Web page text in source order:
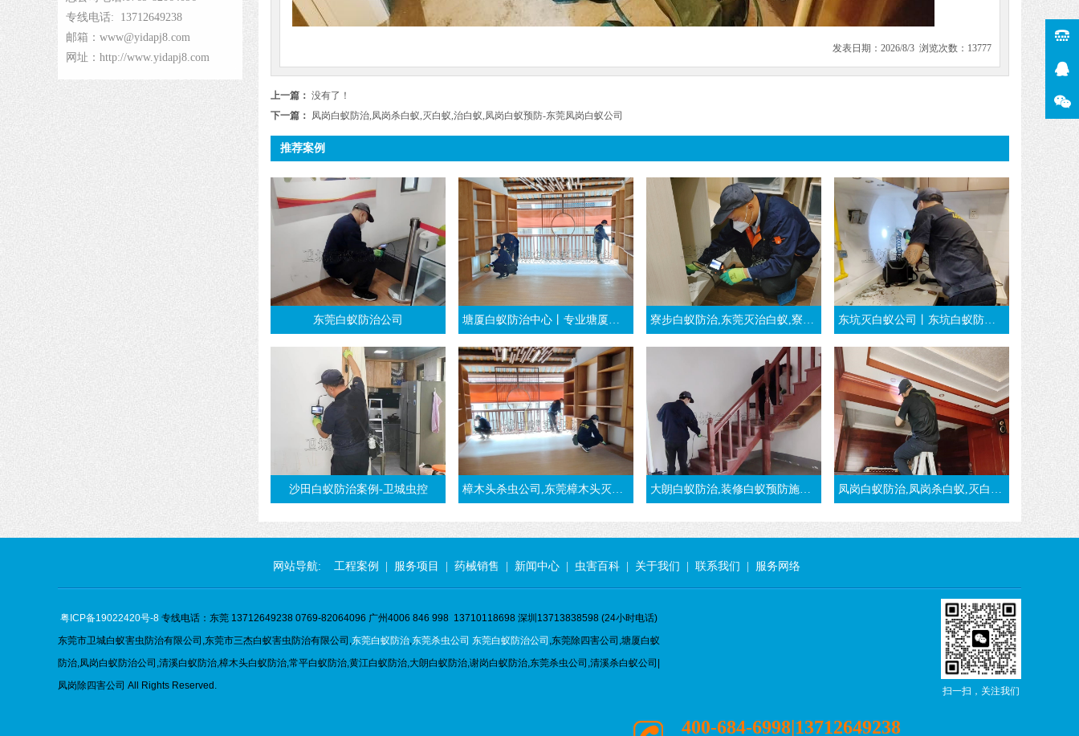
专线电话: 13712649238
邮箱：www@yidapj8.com
网址：http://www.yidapj8.com
发表日期：2026/8/3 浏览次数：13777
上一篇： 没有了！
下一篇： 凤岗白蚁防治,凤岗杀白蚁,灭白蚁,治白蚁,凤岗白蚁预防-东莞凤岗白蚁公司
推荐案例
东莞白蚁防治公司 塘厦白蚁防治中心丨专业塘厦杀白蚁团队丨东莞塘厦灭白蚁公司 寮步白蚁防治,东莞灭治白蚁,寮步白蚁预防-东莞万江消杀白蚁公司 东坑灭白蚁公司丨东坑白蚁防治丨装修时东莞东坑白蚁预防工程
沙田白蚁防治案例-卫城虫控 樟木头杀虫公司,东莞樟木头灭白蚁,推荐樟木头白蚁防治公司 大朗白蚁防治,装修白蚁预防施工方法-东莞大朗灭白蚁公司 凤岗白蚁防治,凤岗杀白蚁,灭白蚁,治白蚁,凤岗白蚁预防-东莞凤岗白蚁公司
网站导航: 工程案例 服务项目 药械销售 新闻中心 虫害百科 关于我们 联系我们 服务网络
粤ICP备19022420号-8 专线电话：东莞 13712649238 0769-82064096 广州4006 846 998 13710118698 深圳13713838598 (24小时电话)
东莞市卫城白蚁害虫防治有限公司,东莞市三杰白蚁害虫防治有限公司,东莞白蚁防治,东莞杀虫公司 东莞白蚁防治公司 ,东莞除四害公司,塘厦白蚁
防治,凤岗白蚁防治公司,清溪白蚁防治,樟木头白蚁防治,常平白蚁防治,黄江白蚁防治,大朗白蚁防治,谢岗白蚁防治,东莞杀虫公司,清溪杀白蚁公司|
凤岗除四害公司 All Rights Reserved.
扫一扫，关注我们
400-684-6998|13712649238